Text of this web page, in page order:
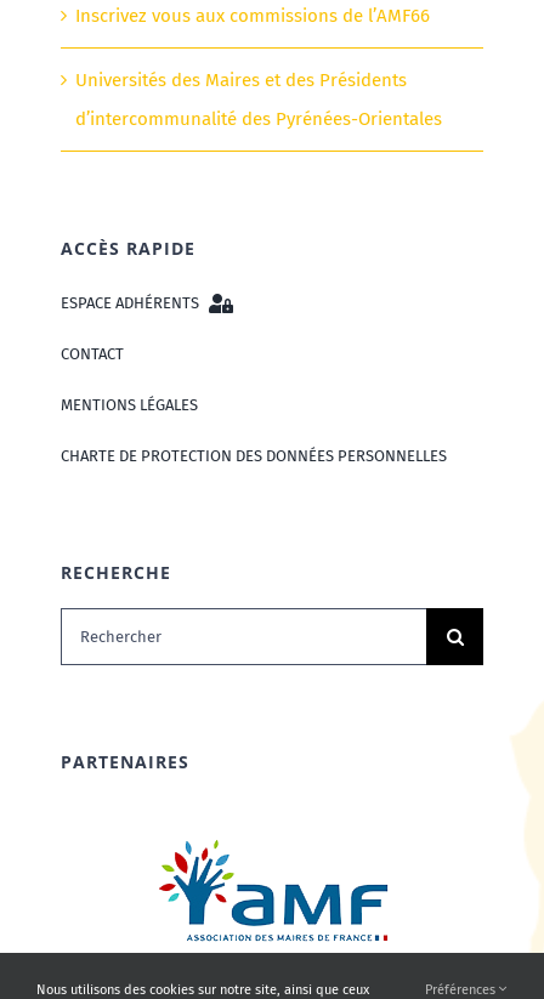
Inscrivez vous aux commissions de l’AMF66
Universités des Maires et des Présidents
d’intercommunalité des Pyrénées-Orientales
ACCÈS RAPIDE
ESPACE ADHÉRENTS
CONTACT
MENTIONS LÉGALES
CHARTE DE PROTECTION DES DONNÉES PERSONNELLES
RECHERCHE
Rechercher:
PARTENAIRES
Nous utilisons des cookies sur notre site, ainsi que ceux Préférences